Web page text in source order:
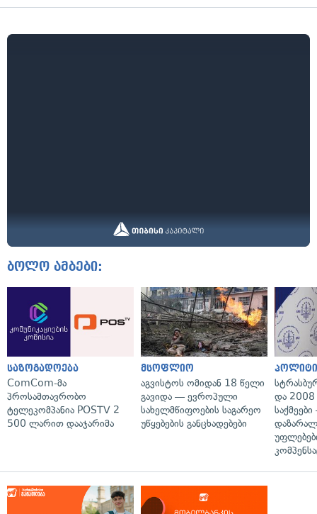
ბოლო ამბები:
საზოგადოება
ComCom-მა
პროსამთავრობო
ტელეკომპანია POSTV 2
500 ლარით დააჯარიმა
მსოფლიო
აგვისტოს ომიდან 18 წელი
გავიდა — ევროპული
სახელმწიფოების საგარეო
უწყებების განცხადებები
და 2008